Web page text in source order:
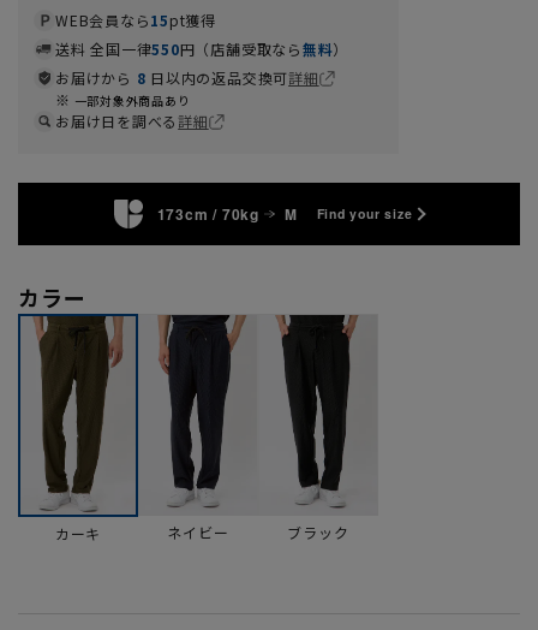
WEB会員なら15pt獲得
送料 全国一律550円（店舗受取なら無料）
お届けから 8 日以内の返品交換可詳細
一部対象外商品あり
お届け日を調べる詳細
173cm / 70kg M Find your size
カラー
カーキ ネイビー ブラック